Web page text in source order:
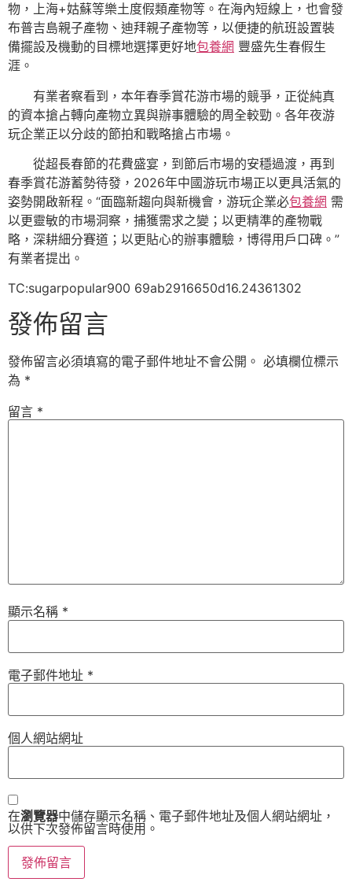
物，上海+姑蘇等樂土度假類產物等。在海內短線上，也會發
布普吉島親子產物、迪拜親子產物等，以便捷的航班設置裝
備擺設及機動的目標地選擇更好地包養網 豐盛先生春假生
涯。
有業者察看到，本年春季賞花游市場的競爭，正從純真
的資本搶占轉向產物立異與辦事體驗的周全較勁。各年夜游
玩企業正以分歧的節拍和戰略搶占市場。
從超長春節的花費盛宴，到節后市場的安穩過渡，再到
春季賞花游蓄勢待發，2026年中國游玩市場正以更具活氣的
姿勢開啟新程。“面臨新趨向與新機會，游玩企業必包養網 需
以更靈敏的市場洞察，捕獲需求之變；以更精準的產物戰
略，深耕細分賽道；以更貼心的辦事體驗，博得用戶口碑。”
有業者提出。
TC:sugarpopular900 69ab2916650d16.24361302
發佈留言
發佈留言必須填寫的電子郵件地址不會公開。 必填欄位標示
為 *
留言 *
顯示名稱 *
電子郵件地址 *
個人網站網址
在瀏覽器中儲存顯示名稱、電子郵件地址及個人網站網址，
以供下次發佈留言時使用。